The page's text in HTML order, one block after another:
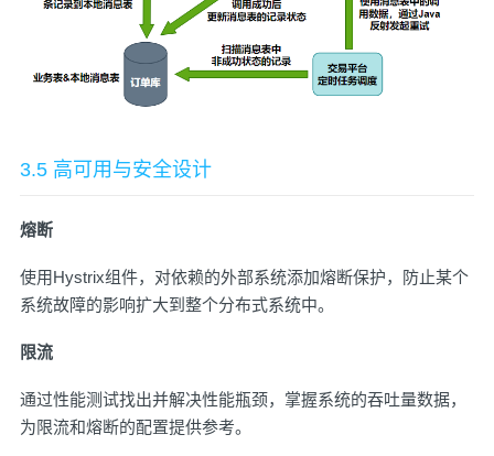
3.5 高可用与安全设计
熔断
使用Hystrix组件，对依赖的外部系统添加熔断保护，防止某个
系统故障的影响扩大到整个分布式系统中。
限流
通过性能测试找出并解决性能瓶颈，掌握系统的吞吐量数据，
为限流和熔断的配置提供参考。